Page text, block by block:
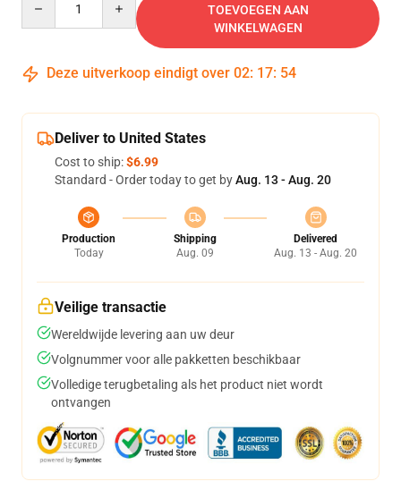
TOEVOEGEN AAN
WINKELWAGEN
Deze uitverkoop eindigt over 02: 17: 53
Deliver to United States
Cost to ship:$6.99
Standard - Order today to get byAug. 13 - Aug. 20
Production
Today
Shipping
Aug. 09
Delivered
Aug. 13 - Aug. 20
Veilige transactie
Wereldwijde levering aan uw deur
Volgnummer voor alle pakketten beschikbaar
Volledige terugbetaling als het product niet wordt
ontvangen